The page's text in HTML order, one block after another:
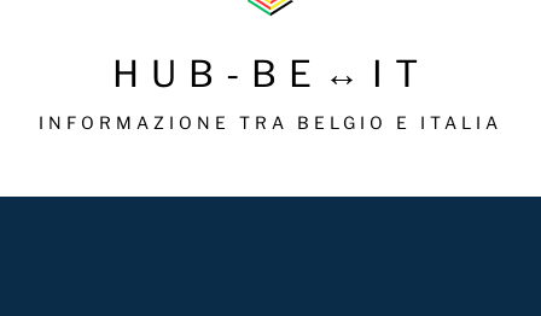
HUB-BE↔IT
INFORMAZIONE TRA BELGIO E ITALIA